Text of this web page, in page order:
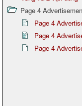
Page 4
Page 4
Page 4
Page 4